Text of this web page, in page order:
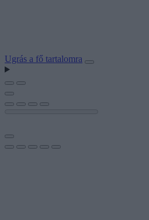
Ugrás a fő tartalomra